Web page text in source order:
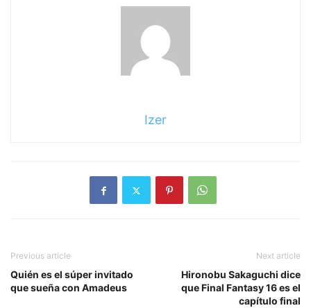
Izer
Previous article
Quién es el súper invitado
que sueña con Amadeus
Next article
Hironobu Sakaguchi dice
que Final Fantasy 16 es el
capítulo final